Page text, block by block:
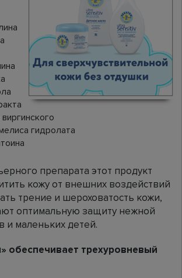
гидролата
препарата этот продукт
кожу от внешних воздействий
трение и шероховатость кожи,
оптимальную защиту нежной
и маленьких детей.
обеспечивает трехуровневый